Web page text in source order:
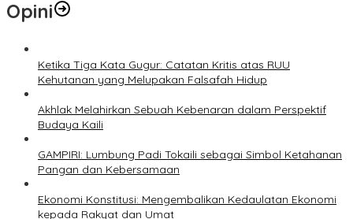
Opini
Ketika Tiga Kata Gugur: Catatan Kritis atas RUU
Kehutanan yang Melupakan Falsafah Hidup
Akhlak Melahirkan Sebuah Kebenaran dalam Perspektif
Budaya Kaili
GAMPIRI: Lumbung Padi Tokaili sebagai Simbol Ketahanan
Pangan dan Kebersamaan
Ekonomi Konstitusi: Mengembalikan Kedaulatan Ekonomi
kepada Rakyat dan Umat